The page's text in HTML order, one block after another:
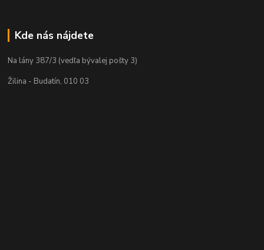
Kde nás nájdete
Na lány 387/3 (vedľa bývalej pošty 3)
Žilina - Budatín, 010 03